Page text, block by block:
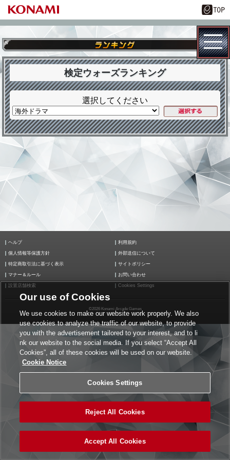
検定ウォーズランキング
選択してください
ヘルプ 利用規約
個人情報等保護方針 外部送信について
特定商取引法に基づく表示 サイトポリシー
マナー＆ルール お問い合わせ
設置店舗検索 Cookies Settings
©2026 Konami Arcade Games
Our use of Cookies
We use cookies to make our website work properly. We also
use cookies to analyze the traffic of our website, to provide
you with the advertisement tailored to your interest, and to li
nk our website to the social media. If you select “Accept All
Cookies”, all of these cookies will be used on our website.
Cookie Notice
Cookies Settings
Reject All Cookies
Accept All Cookies